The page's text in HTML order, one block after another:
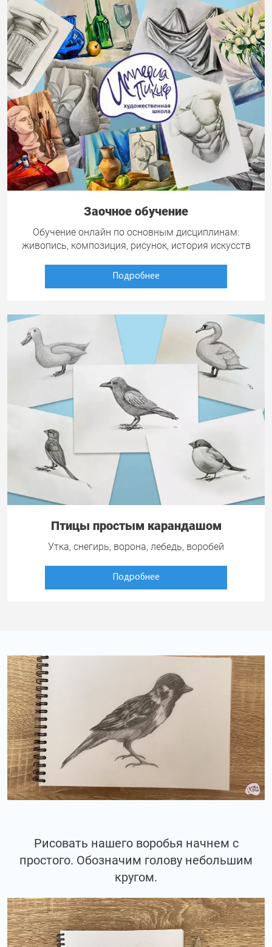
Заочное обучение
Обучение онлайн по основным дисциплинам:
живопись, композиция, рисунок, история искусств
Подробнее
Птицы простым карандашом
Утка, снегирь, ворона, лебедь, воробей
Подробнее
Рисовать нашего воробья начнем с
простого. Обозначим голову небольшим
кругом.